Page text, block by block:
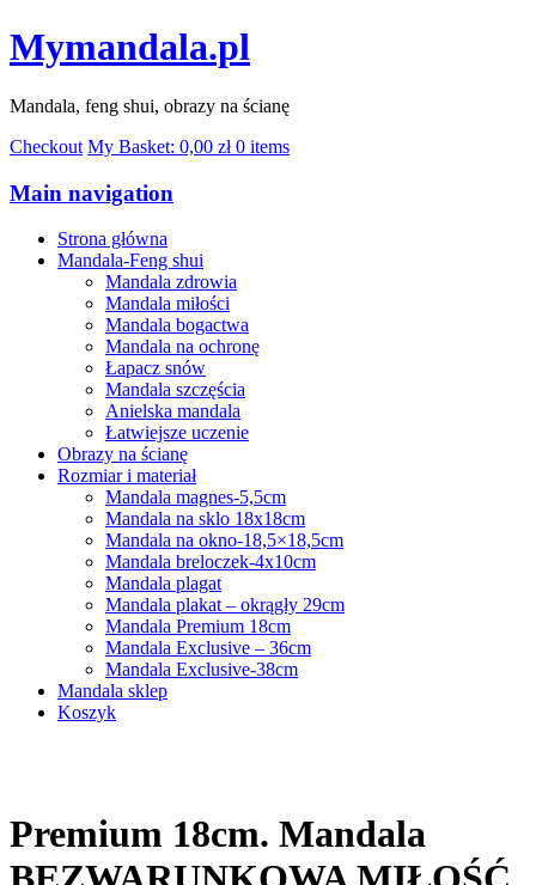
Mymandala.pl
Mandala, feng shui, obrazy na ścianę
Checkout My Basket: 0,00 zł 0 items
Main navigation
Strona główna
Mandala-Feng shui
Mandala zdrowia
Mandala miłości
Mandala bogactwa
Mandala na ochronę
Łapacz snów
Mandala szczęścia
Anielska mandala
Łatwiejsze uczenie
Obrazy na ścianę
Rozmiar i materiał
Mandala magnes-5,5cm
Mandala na sklo 18x18cm
Mandala na okno-18,5×18,5cm
Mandala breloczek-4x10cm
Mandala plagat
Mandala plakat – okrągły 29cm
Mandala Premium 18cm
Mandala Exclusive – 36cm
Mandala Exclusive-38cm
Mandala sklep
Koszyk
Premium 18cm. Mandala